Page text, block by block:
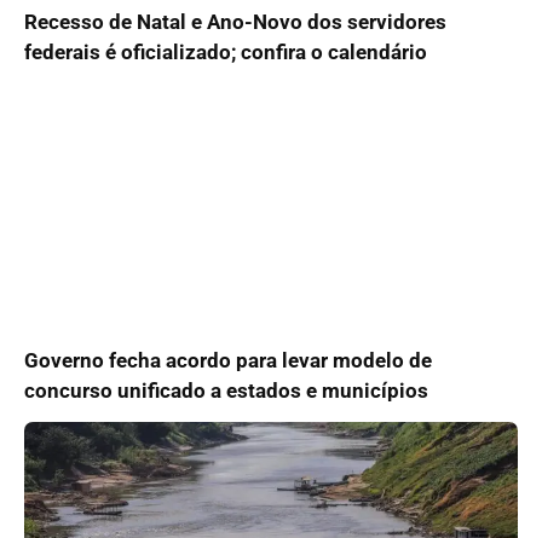
Recesso de Natal e Ano-Novo dos servidores
federais é oficializado; confira o calendário
Governo fecha acordo para levar modelo de
concurso unificado a estados e municípios